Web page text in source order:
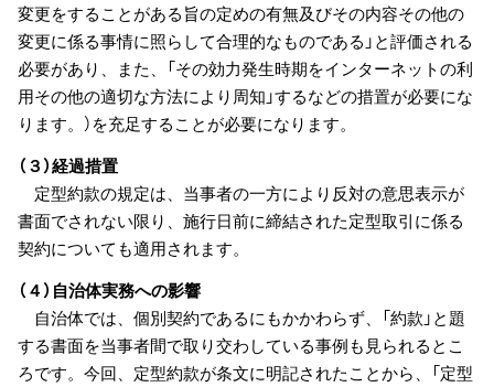
変更をすることがある旨の定めの有無及びその内容その他の
変更に係る事情に照らして合理的なものである」と評価される
必要があり、また、「その効力発生時期をインターネットの利
用その他の適切な方法により周知」するなどの措置が必要にな
ります。）を充足することが必要になります。
（３）経過措置
定型約款の規定は、当事者の一方により反対の意思表示が
書面でされない限り、施行日前に締結された定型取引に係る
契約についても適用されます。
（４）自治体実務への影響
自治体では、個別契約であるにもかかわらず、「約款」と題
する書面を当事者間で取り交わしている事例も見られるとこ
ろです。今回、定型約款が条文に明記されたことから、「定型